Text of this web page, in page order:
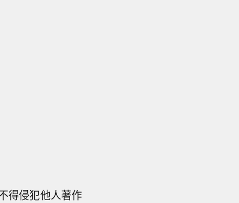
得侵犯他人著作